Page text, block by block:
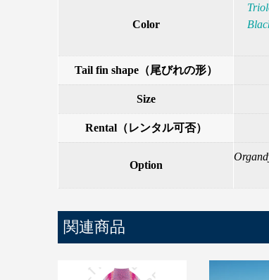
Color
Tail fin shape（尾びれの形）
Size
Rental（レンタル可否）
Option
関連商品